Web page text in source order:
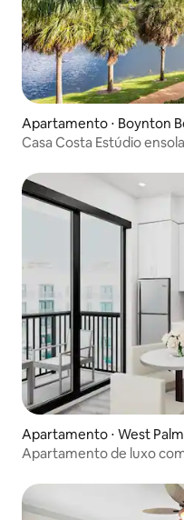
Apartamento ⋅ Boynton
Casa Costa Estúdio
Apartamento ⋅ West
Apartamento de luxo